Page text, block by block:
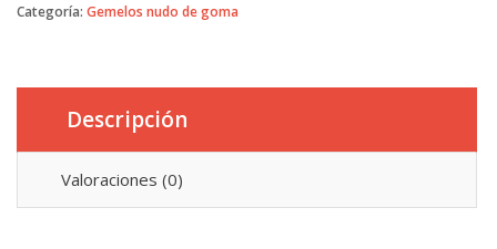
Categoría: Gemelos nudo de goma
Descripción
Valoraciones (0)